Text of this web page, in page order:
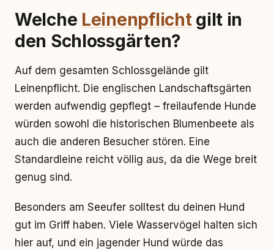
Welche Leinenpflichtgilt in
den Schlossgärten?
Auf dem gesamten Schlossgelände gilt
Leinenpflicht. Die englischen Landschaftsgärten
werden aufwendig gepflegt – freilaufende Hunde
würden sowohl die historischen Blumenbeete als
auch die anderen Besucher stören. Eine
Standardleine reicht völlig aus, da die Wege breit
genug sind.
Besonders am Seeufer solltest du deinen Hund
gut im Griff haben. Viele Wasservögel halten sich
hier auf, und ein jagender Hund würde das